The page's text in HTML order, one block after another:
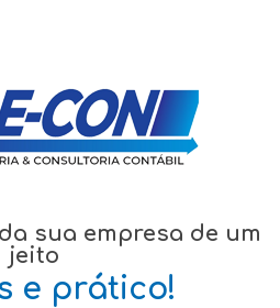
sua empresa de um
jeito
e prático!